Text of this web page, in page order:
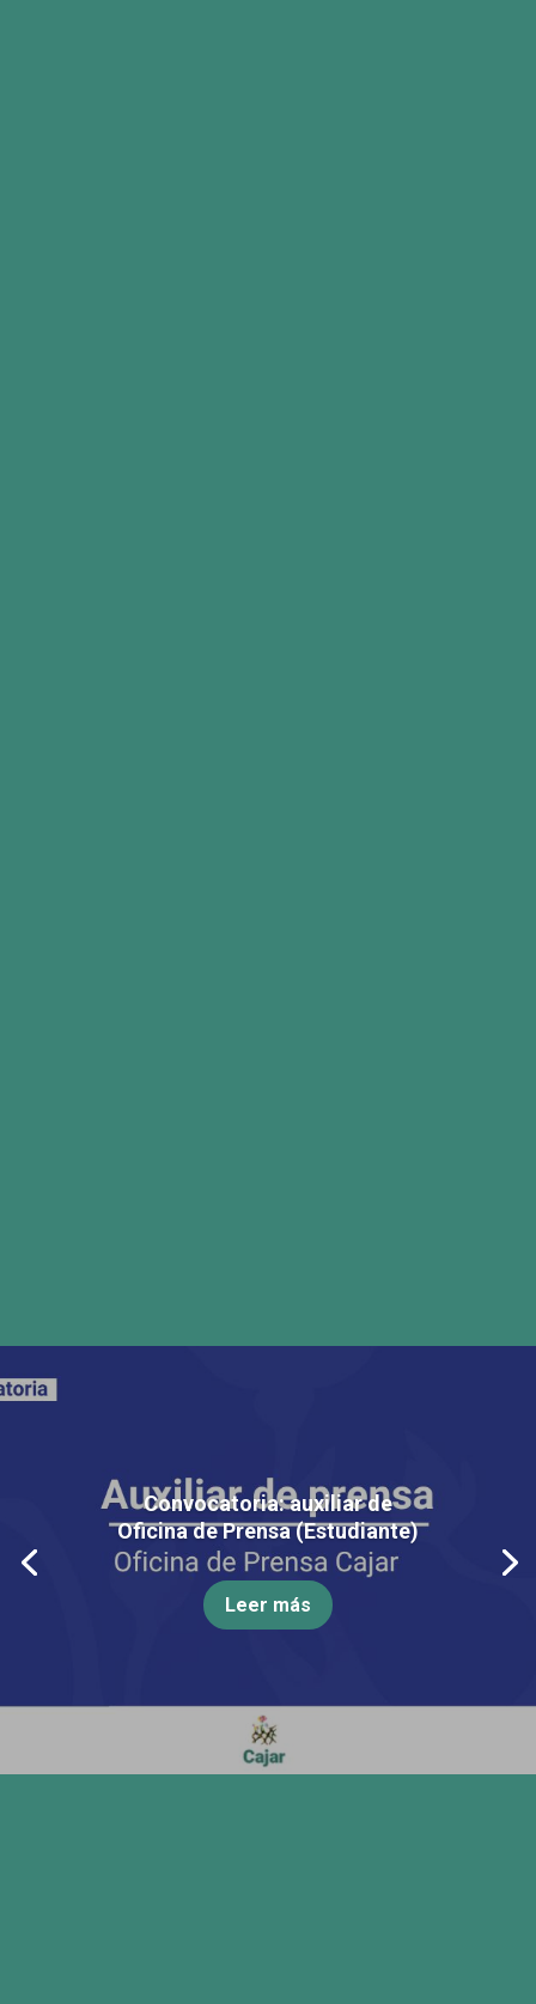
Convocatoria: auxiliar de
Oficina de Prensa (Estudiante)
Leer más